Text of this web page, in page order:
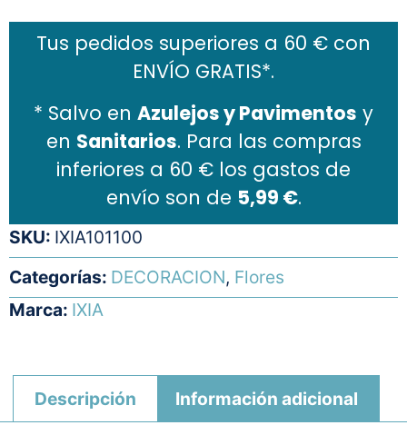
Tus pedidos superiores a 60 € con
ENVÍO GRATIS*.
* Salvo en Azulejos y Pavimentos y
en Sanitarios. Para las compras
inferiores a 60 € los gastos de
envío son de 5,99 €.
SKU: IXIA101100
Categorías: DECORACION, Flores
Marca: IXIA
Descripción Información adicional